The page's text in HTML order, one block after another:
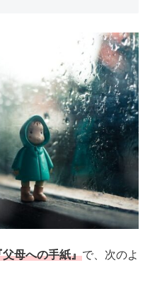
父母への手紙』で、次のよ